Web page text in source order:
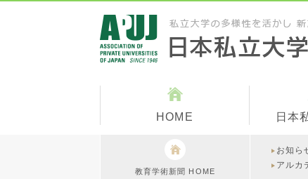
HOME 日本
教育学術新聞 HOME
お知ら
アルカ